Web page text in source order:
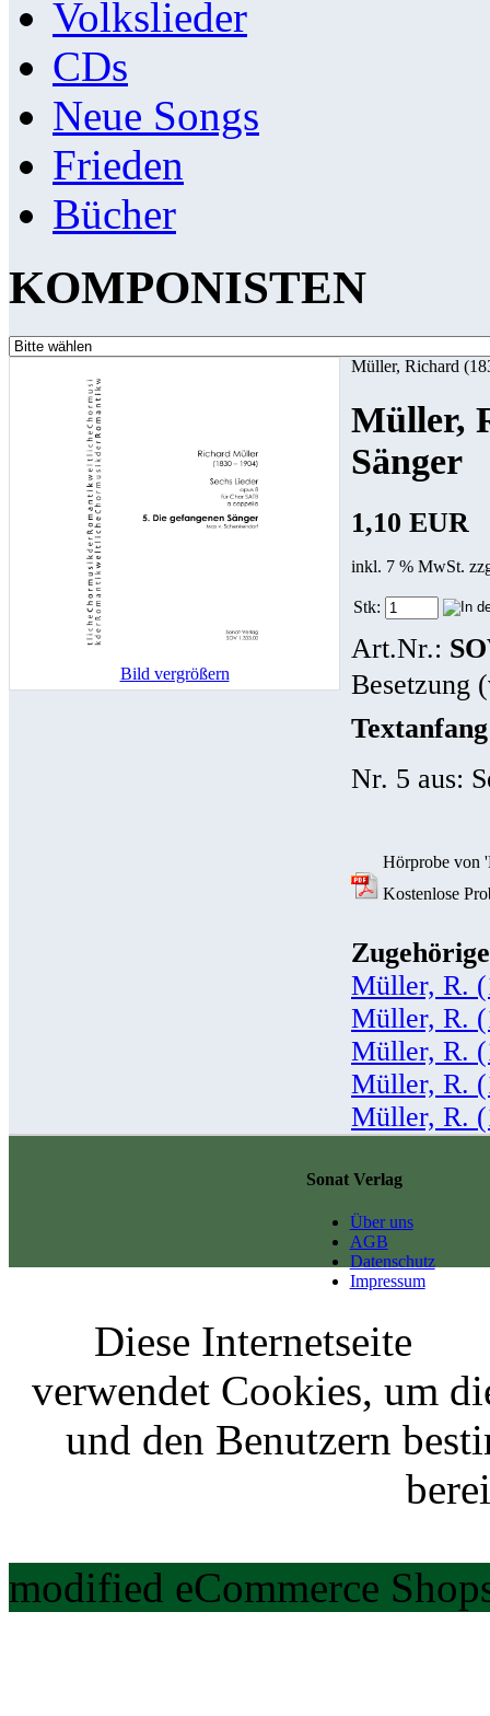
Volkslieder
CDs
Neue Songs
Frieden
Bücher
KOMPONISTEN
Bild vergrößern
Müller, Richard
Müller,
Sänger
1,10 EUR
inkl. 7 % MwSt.
Stk:
Art.Nr.:
Besetzung
Nr. 5 aus:
Hörprobe von
Kostenlose
Müller, R.
Müller, R.
Müller, R.
Müller, R.
Müller, R.
Sonat Verlag
Über uns
AGB
Datenschutz
Impressum
Diese Internetseite
verwendet Cookies, um
und den Benutzern
modified eCommerce